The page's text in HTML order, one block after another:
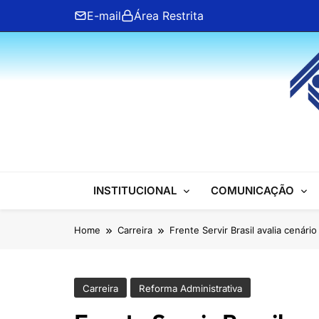
content
E-mail Área Restrita
ANFIP Nacional
INSTITUCIONAL COMUNICAÇÃO
Home Carreira Frente Servir Brasil avalia
Carreira Reforma Administrativa